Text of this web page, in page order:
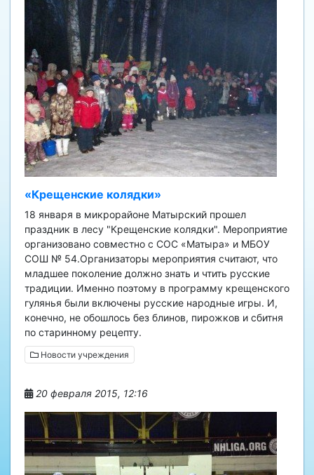
«Крещенские колядки»
18 января в микрорайоне Матырский прошел
праздник в лесу "Крещенские колядки". Мероприятие
организовано совместно с СОС «Матыра» и МБОУ
СОШ № 54.Организаторы мероприятия считают, что
младшее поколение должно знать и чтить русские
традиции. Именно поэтому в программу крещенского
гулянья были включены русские народные игры. И,
конечно, не обошлось без блинов, пирожков и сбитня
по старинному рецепту.
Новости учреждения
20 февраля 2015, 12:16